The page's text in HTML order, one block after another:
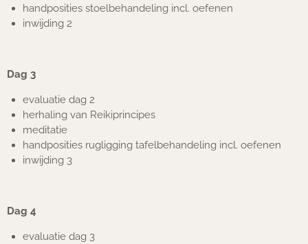
handposities stoelbehandeling incl. oefenen
inwijding 2
Dag 3
evaluatie dag 2
herhaling van Reikiprincipes
meditatie
handposities rugligging tafelbehandeling incl. oefenen
inwijding 3
Dag 4
evaluatie dag 3